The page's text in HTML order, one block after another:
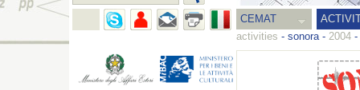
CEMAT
activities - sonora- 2004 -